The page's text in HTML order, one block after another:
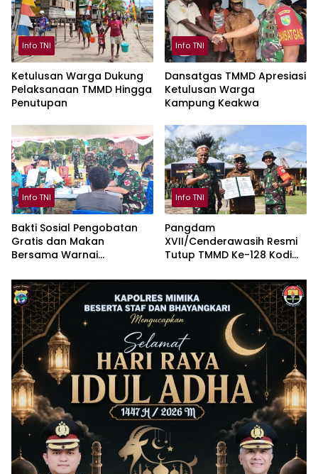
Info TNI
Ketulusan Warga Dukung
Pelaksanaan TMMD Hingga
Penutupan
Info TNI
Dansatgas TMMD Apresiasi
Ketulusan Warga
Kampung Keakwa
Info TNI
Bakti Sosial Pengobatan
Gratis dan Makan
Bersama Warnai
Info TNI
Pangdam
XVII/Cenderawasih Resmi
Tutup TMMD Ke-128 Kodim
Keakwa